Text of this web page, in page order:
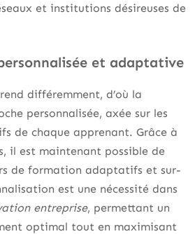
et institutions désireuses de
et adaptative
différemment, d’où la
personnalisée, axée sur les
de chaque apprenant. Grâce à
il est maintenant possible de
de formation adaptatifs et sur-
est une nécessité dans
entreprise, permettant un
optimal tout en maximisant